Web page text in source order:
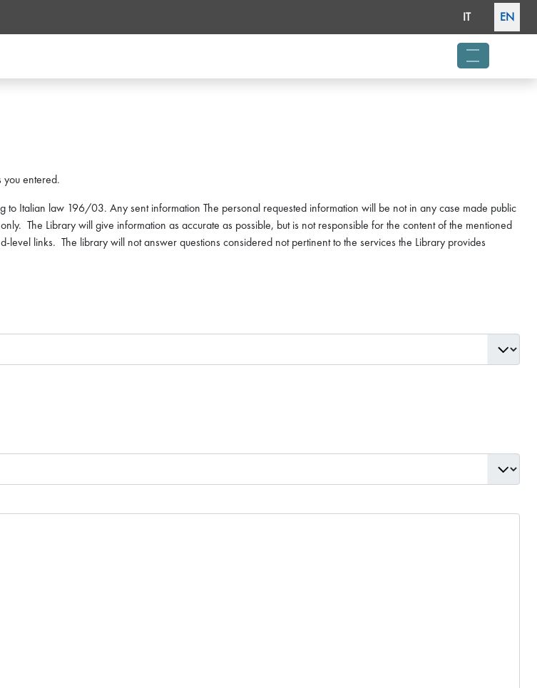
IT EN
menu
you entered.
Italian law 196/03. Any sent information The personal requested information will be not in any case made public
The Library will give information as accurate as possible, but is not responsible for the content of the mentioned
links. The library will not answer questions considered not pertinent to the services the Library provides